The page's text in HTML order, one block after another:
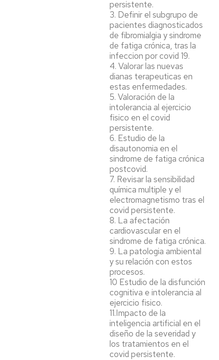
persistente.
3. Definir el subgrupo de
pacientes diagnosticados
de fibromialgia y sindrome
de fatiga crónica, tras la
infeccion por covid 19.
4. Valorar las nuevas
dianas terapeuticas en
estas enfermedades.
5. Valoración de la
intolerancia al ejercicio
fisico en el covid
persistente.
6. Estudio de la
disautonomia en el
sindrome de fatiga crónica
postcovid.
7. Revisar la sensibilidad
química multiple y el
electromagnetismo tras el
covid persistente.
8. La afectación
cardiovascular en el
sindrome de fatiga crónica.
9. La patologia ambiental
y su relación con estos
procesos.
10 Estudio de la disfunción
cognitiva e intolerancia al
ejercicio fisico.
11.Impacto de la
inteligencia artificial en el
diseño de la severidad y
los tratamientos en el
covid persistente.